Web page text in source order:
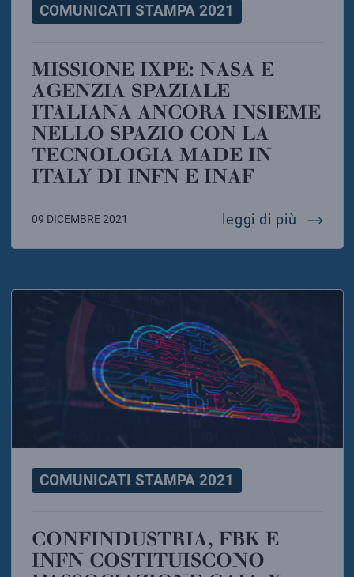
COMUNICATI STAMPA 2021
MISSIONE IXPE: NASA E
AGENZIA SPAZIALE
ITALIANA ANCORA INSIEME
NELLO SPAZIO CON LA
TECNOLOGIA MADE IN
ITALY DI INFN E INAF
09 DICEMBRE 2021 leggi di più
COMUNICATI STAMPA 2021
CONFINDUSTRIA, FBK E
INFN COSTITUISCONO